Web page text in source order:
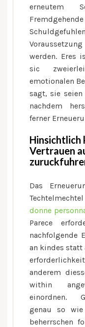
erneutem
werden. Eres
sic
emotionalen
sagt, sie
nachdem
ferner
Hinsichtlich
Vertrauen
Das
donne
Parece
nachfolgende
an kindes statt
anderem
within
einordnen.
genau so wie
beherrschen